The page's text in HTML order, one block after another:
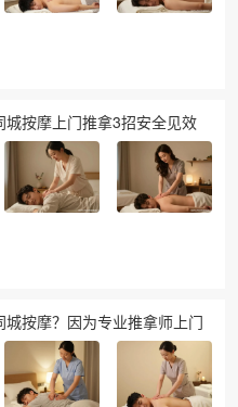
按摩上门推拿3招安全见效
按摩？因为专业推拿师上门